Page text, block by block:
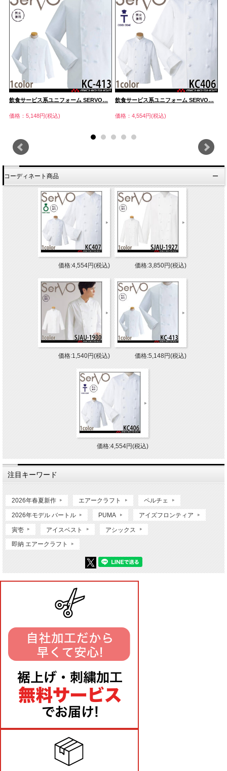
飲食サービス系ユニフォーム SERVO…
価格：5,148円(税込)
飲食サービス系ユニフォーム SERVO…
価格：4,554円(税込)
コーディネート商品
価格:4,554円(税込) 価格:3,850円(税込)
価格:1,540円(税込) 価格:5,148円(税込)
価格:4,554円(税込)
注目キーワード
2026年春夏新作 エアークラフト ペルチェ
2026年モデル バートル PUMA アイズフロンティア
寅壱 アイスベスト アシックス
即納 エアークラフト